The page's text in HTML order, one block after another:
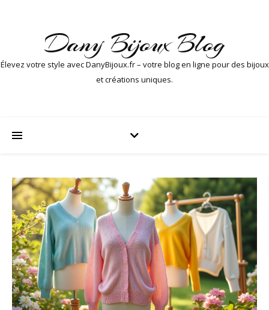
Dany Bijoux Blog
Élevez votre style avec DanyBijoux.fr – votre blog en ligne pour des bijoux
et créations uniques.